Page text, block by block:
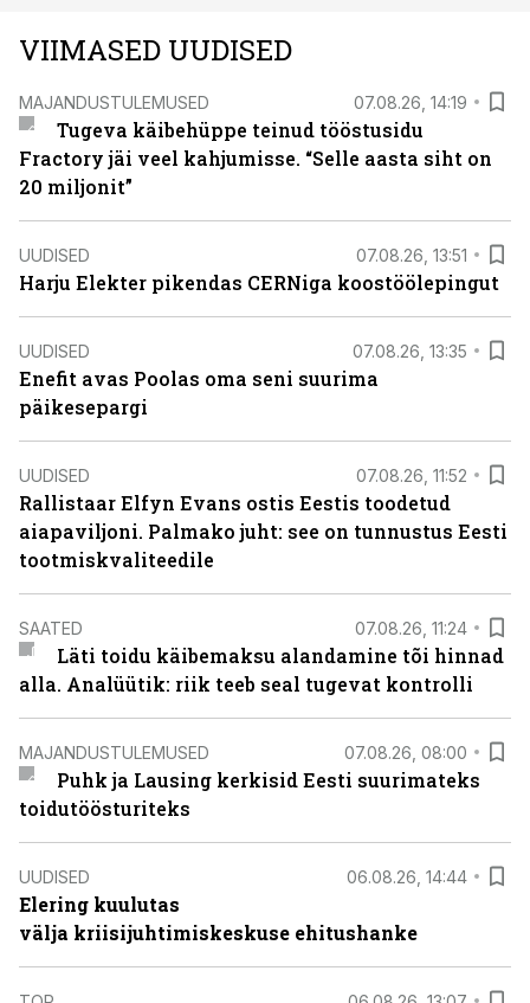
VIIMASED UUDISED
MAJANDUSTULEMUSED 07.08.26, 14:19
Tugeva käibehüppe teinud tööstusidu
Fractory jäi veel kahjumisse. “Selle aasta siht on
20 miljonit”
UUDISED 07.08.26, 13:51
Harju Elekter pikendas CERNiga koostöölepingut
UUDISED 07.08.26, 13:35
Enefit avas Poolas oma seni suurima
päikesepargi
UUDISED 07.08.26, 11:52
Rallistaar Elfyn Evans ostis Eestis toodetud
aiapaviljoni. Palmako juht: see on tunnustus Eesti
tootmiskvaliteedile
SAATED 07.08.26, 11:24
Läti toidu käibemaksu alandamine tõi hinnad
alla. Analüütik: riik teeb seal tugevat kontrolli
MAJANDUSTULEMUSED 07.08.26, 08:00
Puhk ja Lausing kerkisid Eesti suurimateks
toidutöösturiteks
UUDISED 06.08.26, 14:44
Elering kuulutas
välja kriisijuhtimiskeskuse ehitushanke